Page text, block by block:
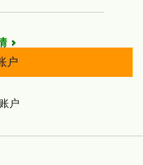
户
户